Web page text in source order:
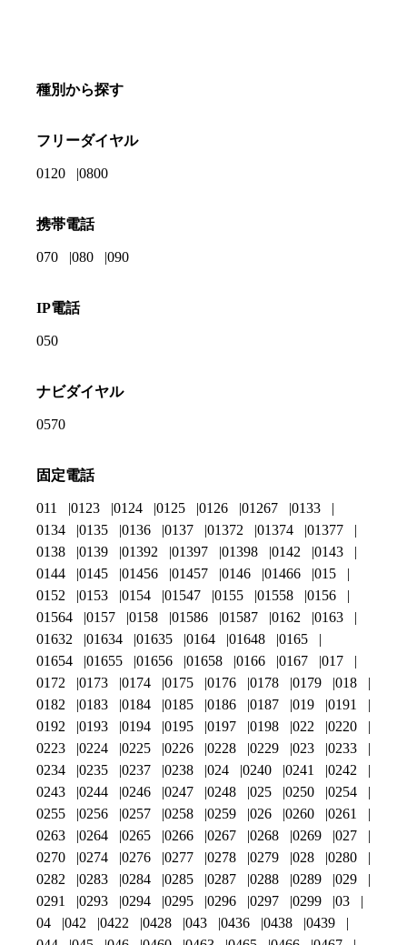
種別から探す
フリーダイヤル
0120 0800
携帯電話
070 080 090
IP電話
050
ナビダイヤル
0570
固定電話
011 0123 0124 0125 0126 01267
0133
0134
0135 0136 0137 01372 01374
01377
0138
0139 01392 01397 01398 0142
0143
0144
0145 01456 01457 0146 01466
015
0152
0153 0154 01547 0155 01558
0156
01564
0157 0158 01586 01587 0162
0163
01632
01634 01635 0164 01648
0165
01654
01655 01656 01658 0166 0167
017
0172
0173 0174 0175 0176 0178 0179
018
0182
0183 0184 0185 0186 0187 019
0191
0192
0193 0194 0195 0197 0198 022
0220
0223
0224 0225 0226 0228 0229 023
0233
0234
0235 0237 0238 024 0240 0241
0242
0243
0244 0246 0247 0248 025 0250
0254
0255
0256 0257 0258 0259 026 0260
0261
0263
0264 0265 0266 0267 0268 0269
027
0270
0274 0276 0277 0278 0279 028
0280
0282
0283 0284 0285 0287 0288 0289
029
0291
0293 0294 0295 0296 0297 0299
03
04
042 0422 0428 043 0436 0438
0439